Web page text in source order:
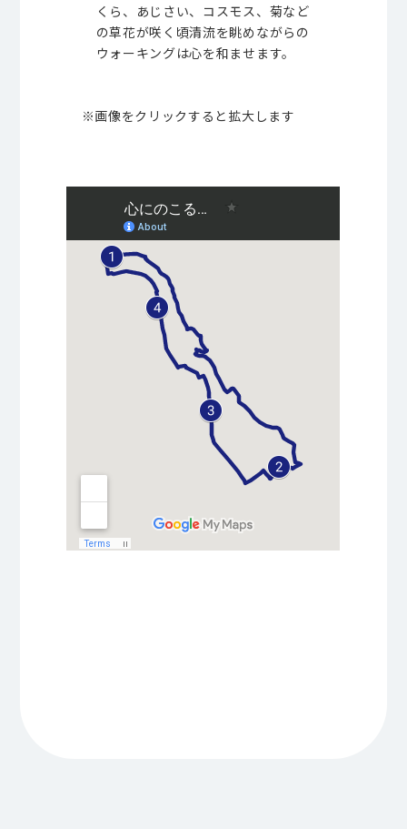
くら、あじさい、コスモス、菊など
の草花が咲く頃清流を眺めながらの
ウォーキングは心を和ませます。
※画像をクリックすると拡大します